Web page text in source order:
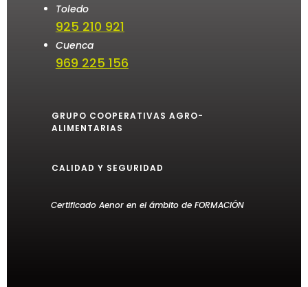
Toledo
925 210 921
Cuenca
969 225 156
GRUPO COOPERATIVAS AGRO-
ALIMENTARIAS
CALIDAD Y SEGURIDAD
Certificado Aenor en el ámbito de FORMACIÓN